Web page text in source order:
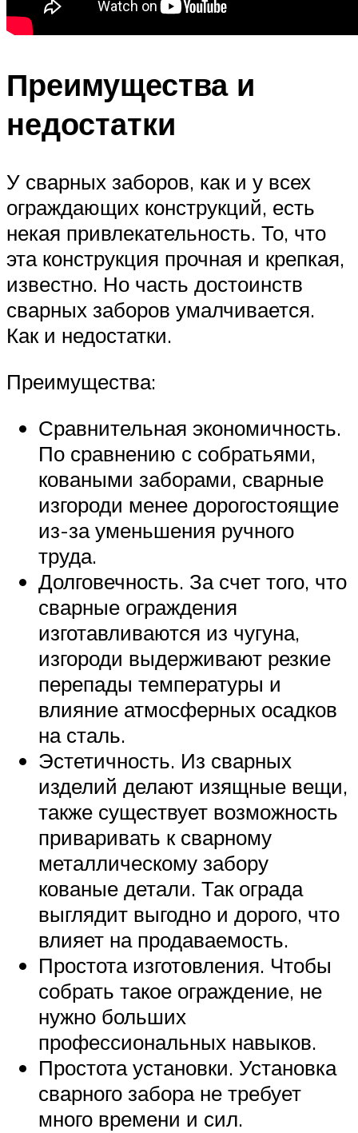
Преимущества и
недостатки
У сварных заборов, как и у всех
ограждающих конструкций, есть
некая привлекательность. То, что
эта конструкция прочная и крепкая,
известно. Но часть достоинств
сварных заборов умалчивается.
Как и недостатки.
Преимущества:
Сравнительная экономичность.
По сравнению с собратьями,
коваными заборами, сварные
изгороди менее дорогостоящие
из-за уменьшения ручного
труда.
Долговечность. За счет того, что
сварные ограждения
изготавливаются из чугуна,
изгороди выдерживают резкие
перепады температуры и
влияние атмосферных осадков
на сталь.
Эстетичность. Из сварных
изделий делают изящные вещи,
также существует возможность
приваривать к сварному
металлическому забору
кованые детали. Так ограда
выглядит выгодно и дорого, что
влияет на продаваемость.
Простота изготовления. Чтобы
собрать такое ограждение, не
нужно больших
профессиональных навыков.
Простота установки. Установка
сварного забора не требует
много времени и сил.